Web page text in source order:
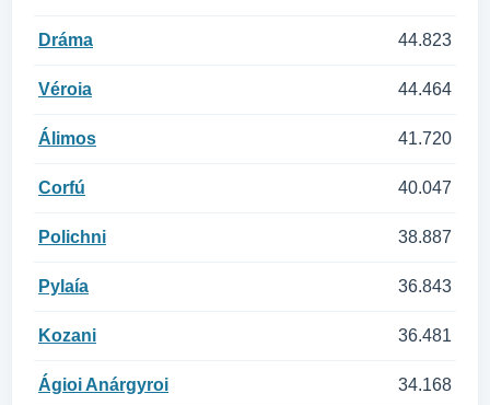
Dráma 44.823
Véroia 44.464
Álimos 41.720
Corfú 40.047
Polichni 38.887
Pylaía 36.843
Kozani 36.481
Ágioi Anárgyroi 34.168